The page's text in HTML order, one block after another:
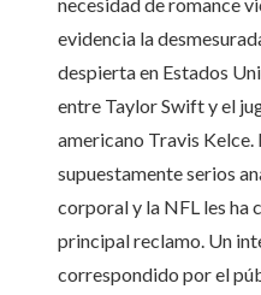
necesidad de romance
evidencia la
despierta en Estados
entre Taylor Swift y el
americano Travis Kelce.
supuestamente serios
corporal y la NFL les ha
principal reclamo. Un
correspondido por el